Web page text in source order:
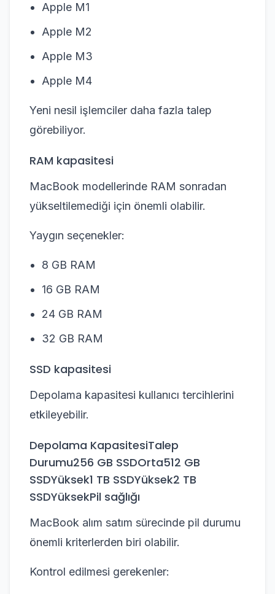
Apple M1
Apple M2
Apple M3
Apple M4
Yeni nesil işlemciler daha fazla talep
görebiliyor.
RAM kapasitesi
MacBook modellerinde RAM sonradan
yükseltilemediği için önemli olabilir.
Yaygın seçenekler:
8 GB RAM
16 GB RAM
24 GB RAM
32 GB RAM
SSD kapasitesi
Depolama kapasitesi kullanıcı tercihlerini
etkileyebilir.
Depolama KapasitesiTalep
Durumu256 GB SSDOrta512 GB
SSDYüksek1 TB SSDYüksek2 TB
SSDYüksekPil sağlığı
MacBook alım satım sürecinde pil durumu
önemli kriterlerden biri olabilir.
Kontrol edilmesi gerekenler: